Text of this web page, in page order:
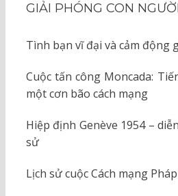
GIẢI PHÓNG CON NGƯỜI
Tình bạn vĩ đại và cảm động
Cuộc tấn công Moncada:
một cơn bão cách mạng
Hiệp định Genève 1954 –
sử
Lịch sử cuộc Cách mạng